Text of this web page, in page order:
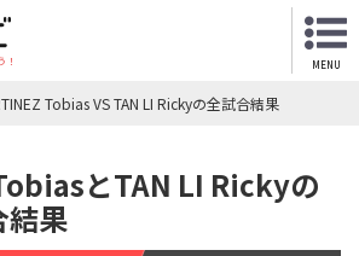
！
MENU
Tobias VS TAN LI Rickyの全試合結果
とTAN LI Rickyの
結果